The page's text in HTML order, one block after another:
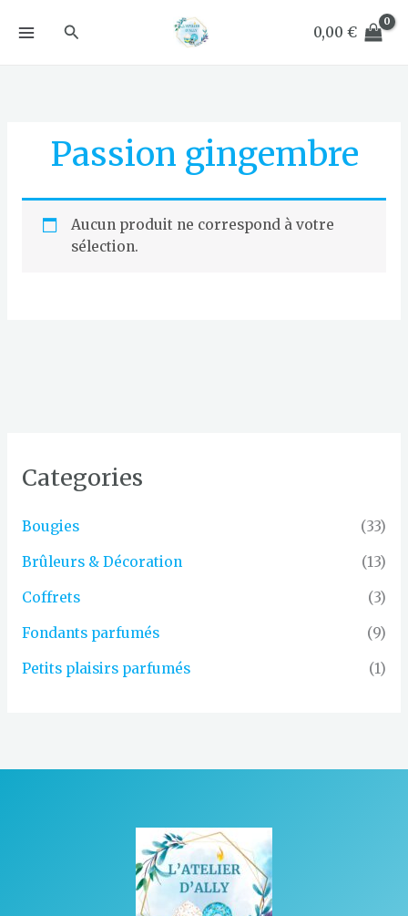
Rechercher 0,00 €
Categories
Bougies (33)
Brûleurs & Décoration (13)
Coffrets (3)
Fondants parfumés (9)
Petits plaisirs parfumés (1)
Passion gingembre
Aucun produit ne correspond à votre
sélection.